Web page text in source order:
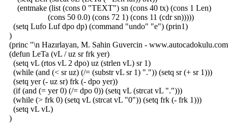
(entmake (list (cons 0 "TEXT") sn (cons 40 tx) (cons 1 Len)
(cons 50 0.0) (cons 72 1) (cons 11 (cdr sn)))))
(setq Lufo Luf dpo dp) (command "undo" "e") (prin1)
)
(princ "\n Hazırlayan, M. Sahin Guvercin -
(defun LeTa (vL / uz sr frk yer)
(setq vL (rtos vL 2 dpo) uz (strlen vL) sr 1)
(while (and (< sr uz) (/= (substr vL sr 1) ".")) (setq sr (+ sr 1)))
(setq yer (- uz sr) frk (- dpo yer))
(if (and (= yer 0) (/= dpo 0)) (setq vL (strcat vL ".")))
(while (> frk 0) (setq vL (strcat vL "0")) (setq frk (- frk 1)))
(setq vL vL)
)